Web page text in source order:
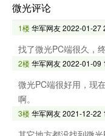
微光评论
1楼华军网友2022-01-27
找了微光PC端很久，
2楼华军网友2022-01-09
微光PC端很好用，现
啊。
3楼华军网友2021-12-22